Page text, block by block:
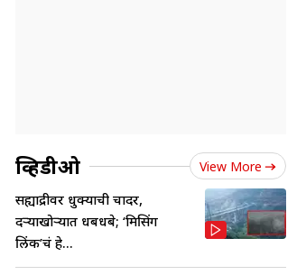
व्हिडीओ View More
सह्याद्रीवर धुक्याची चादर,
दऱ्याखोऱ्यात धबधबे; ‘मिसिंग
लिंक’चं हे...